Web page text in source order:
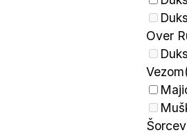
Over
Vezom